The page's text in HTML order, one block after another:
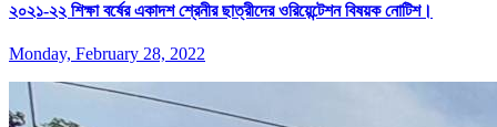
২০২১-২২ শিক্ষা বর্ষের একাদশ শ্রেনীর ছাত্রীদের ওরিয়েন্টেশন বিষয়ক নোটিশ।
Monday, February 28, 2022